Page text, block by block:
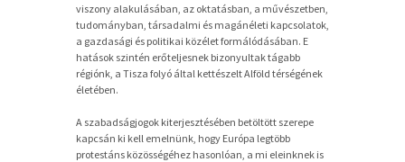
viszony alakulásában, az oktatásban, a művészetben,
tudományban, társadalmi és magánéleti kapcsolatok,
a gazdasági és politikai közélet formálódásában. E
hatások szintén erőteljesnek bizonyultak tágabb
régiónk, a Tisza folyó által kettészelt Alföld térségének
életében.
A szabadságjogok kiterjesztésében betöltött szerepe
kapcsán ki kell emelnünk, hogy Európa legtöbb
protestáns közösségéhez hasonlóan, a mi eleinknek is